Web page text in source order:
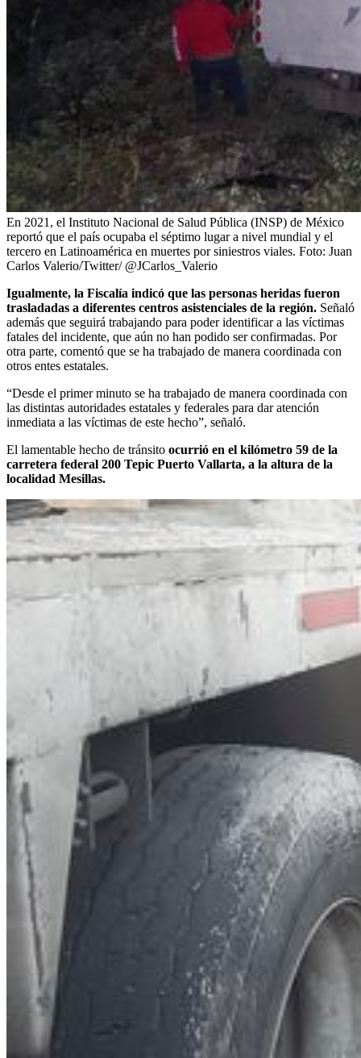
En 2021, el Instituto Nacional de Salud Pública (INSP) de México
reportó que el país ocupaba el séptimo lugar a nivel mundial y el
tercero en Latinoamérica en muertes por siniestros viales. Foto: Juan
Carlos Valerio/Twitter/ @JCarlos_Valerio
Igualmente, la Fiscalía indicó que las personas heridas fueron
trasladadas a diferentes centros asistenciales de la región. Señaló
además que seguirá trabajando para poder identificar a las víctimas
fatales del incidente, que aún no han podido ser confirmadas. Por
otra parte, comentó que se ha trabajado de manera coordinada con
otros entes estatales.
“Desde el primer minuto se ha trabajado de manera coordinada con
las distintas autoridades estatales y federales para dar atención
inmediata a las víctimas de este hecho”, señaló.
El lamentable hecho de tránsito ocurrió en el kilómetro 59 de la
carretera federal 200 Tepic Puerto Vallarta, a la altura de la
localidad Mesillas.